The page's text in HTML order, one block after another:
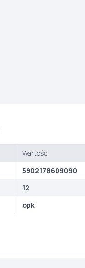
Wartość
5902178609090
12
opk